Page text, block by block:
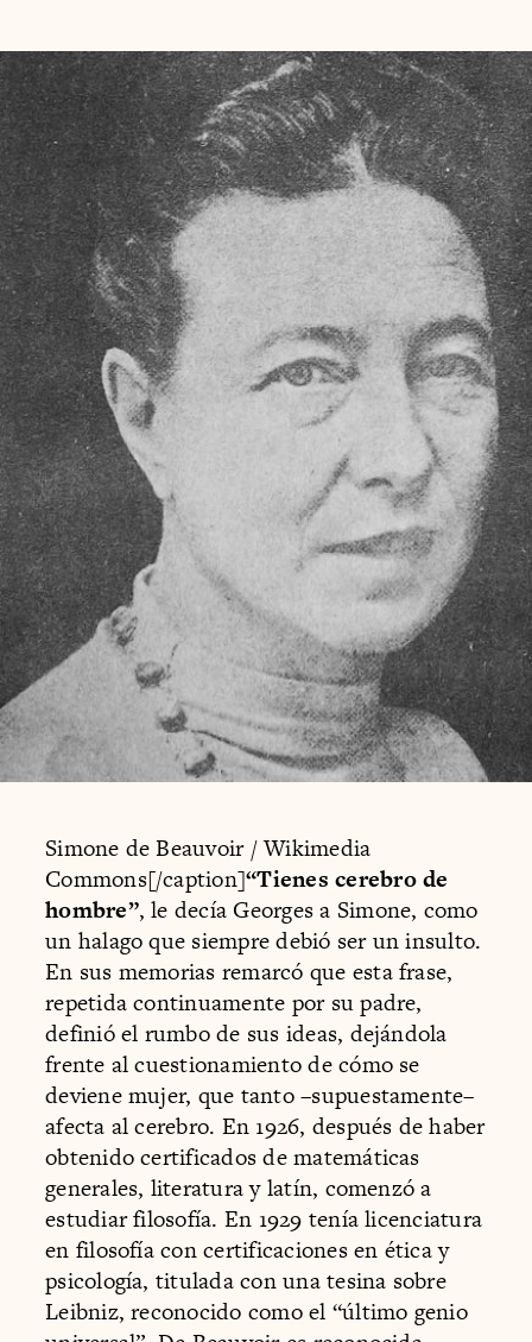
Simone de Beauvoir / Wikimedia
Commons[/caption]“Tienes cerebro de
hombre”, le decía Georges a Simone, como
un halago que siempre debió ser un insulto.
En sus memorias remarcó que esta frase,
repetida continuamente por su padre,
definió el rumbo de sus ideas, dejándola
frente al cuestionamiento de cómo se
deviene mujer, que tanto –supuestamente–
afecta al cerebro. En 1926, después de haber
obtenido certificados de matemáticas
generales, literatura y latín, comenzó a
estudiar filosofía. En 1929 tenía licenciatura
en filosofía con certificaciones en ética y
psicología, titulada con una tesina sobre
Leibniz, reconocido como el “último genio